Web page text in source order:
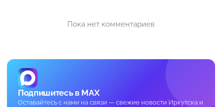
Пока нет комментариев
Подпишитесь в MAX
Оставайтесь с нами на связи — свежие новости Иркутска и